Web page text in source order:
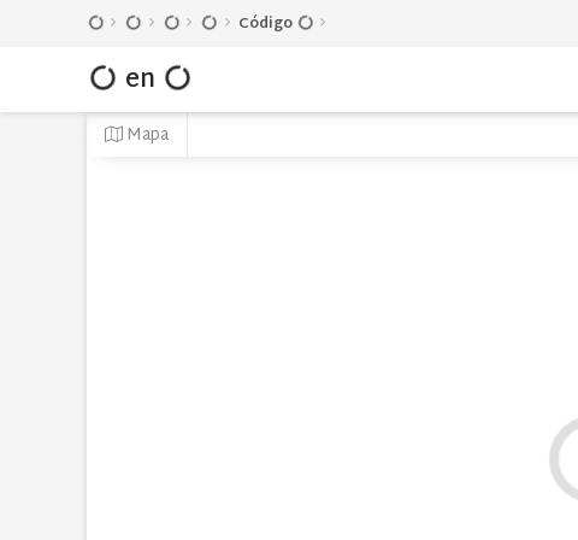
Código
en
Mapa